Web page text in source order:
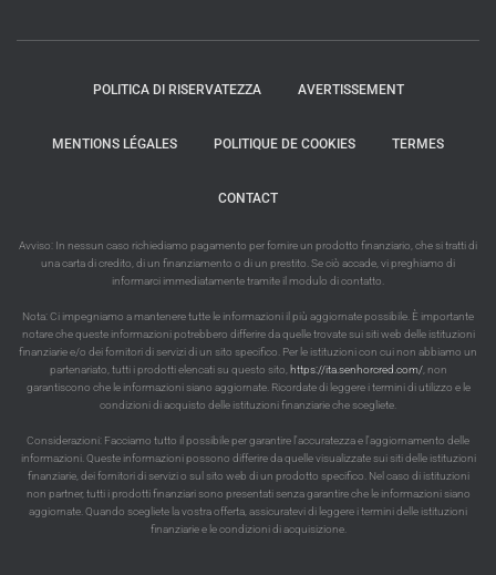
POLITICA DI RISERVATEZZA AVERTISSEMENT
MENTIONS LÉGALES POLITIQUE DE COOKIES TERMES
CONTACT
Avviso: In nessun caso richiediamo pagamento per fornire un prodotto finanziario, che si tratti di
una carta di credito, di un finanziamento o di un prestito. Se ciò accade, vi preghiamo di
informarci immediatamente tramite il modulo di contatto.
Nota: Ci impegniamo a mantenere tutte le informazioni il più aggiornate possibile. È importante
notare che queste informazioni potrebbero differire da quelle trovate sui siti web delle istituzioni
finanziarie e/o dei fornitori di servizi di un sito specifico. Per le istituzioni con cui non abbiamo un
partenariato, tutti i prodotti elencati su questo sito, https://ita.senhorcred.com/, non
garantiscono che le informazioni siano aggiornate. Ricordate di leggere i termini di utilizzo e le
condizioni di acquisto delle istituzioni finanziarie che scegliete.
Considerazioni: Facciamo tutto il possibile per garantire l'accuratezza e l'aggiornamento delle
informazioni. Queste informazioni possono differire da quelle visualizzate sui siti delle istituzioni
finanziarie, dei fornitori di servizi o sul sito web di un prodotto specifico. Nel caso di istituzioni
non partner, tutti i prodotti finanziari sono presentati senza garantire che le informazioni siano
aggiornate. Quando scegliete la vostra offerta, assicuratevi di leggere i termini delle istituzioni
finanziarie e le condizioni di acquisizione.